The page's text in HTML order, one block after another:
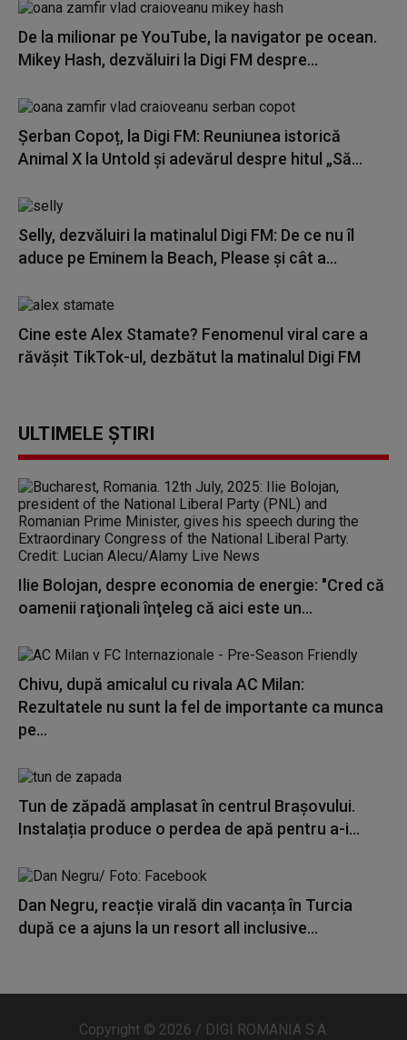
De la milionar pe YouTube, la navigator pe ocean.
Mikey Hash, dezvăluiri la Digi FM despre...
Șerban Copoț, la Digi FM: Reuniunea istorică
Animal X la Untold și adevărul despre hitul „Să...
Selly, dezvăluiri la matinalul Digi FM: De ce nu îl
aduce pe Eminem la Beach, Please și cât a...
Cine este Alex Stamate? Fenomenul viral care a
răvășit TikTok-ul, dezbătut la matinalul Digi FM
ULTIMELE ȘTIRI
Ilie Bolojan, despre economia de energie: "Cred că
oamenii raţionali înţeleg că aici este un...
Chivu, după amicalul cu rivala AC Milan:
Rezultatele nu sunt la fel de importante ca munca
pe...
Tun de zăpadă amplasat în centrul Brașovului.
Instalația produce o perdea de apă pentru a-i...
Dan Negru, reacție virală din vacanța în Turcia
după ce a ajuns la un resort all inclusive...
Copyright © 2026 / DIGI ROMANIA S.A.